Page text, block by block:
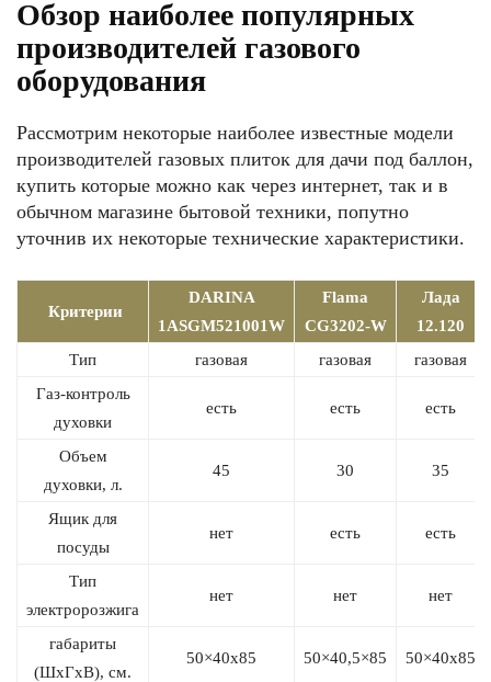
Обзор наиболее популярных
производителей газового
оборудования
Рассмотрим некоторые наиболее известные модели
производителей газовых плиток для дачи под баллон,
купить которые можно как через интернет, так и в
обычном магазине бытовой техники, попутно
уточнив их некоторые технические характеристики.
Критерии
DARINA
1ASGM521001W
Flama
CG3202-W
Лада
12.120
Тип
газовая газовая
газовая
Газ-контроль
духовки
есть есть есть
Объем
духовки, л.
45 30 35
Ящик для
посуды
нет есть есть
Тип
электророзжига
нет нет нет
габариты
(ШхГхВ), см.
50×40х85 50×40,5×85 50×40х85